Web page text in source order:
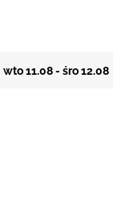
wto 11.08 - śro 12.08